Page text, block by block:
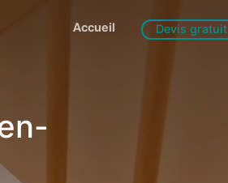
Accueil Devis gratuit